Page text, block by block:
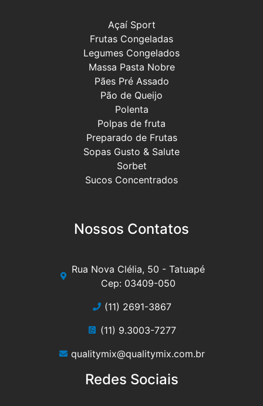
Açaí Sport
Frutas Congeladas
Legumes Congelados
Massa Pasta Nobre
Pães Pré Assado
Pão de Queijo
Polenta
Polpas de fruta
Preparado de Frutas
Sopas Gusto & Salute
Sorbet
Sucos Concentrados
Nossos Contatos
Rua Nova Clélia, 50 - Tatuapé
Cep: 03409-050
(11) 2691-3867
(11) 9.3003-7277
qualitymix@qualitymix.com.br
Redes Sociais